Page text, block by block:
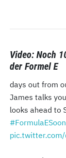
Video: Noch
der Formel E
days out from
James talks
looks ahead to
pic.twitter.com/